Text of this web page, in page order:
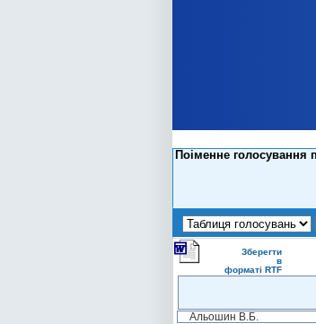
Поіменне голосування
Зберегти
в
форматі RTF
Альошин В.Б.